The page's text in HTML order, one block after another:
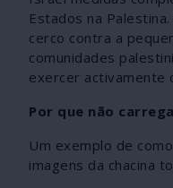
Estados na
cerco contra a
comunidades
exercer activamente
Por que não
Um exemplo de
imagens da chacina